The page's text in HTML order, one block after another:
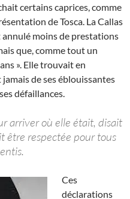
certains caprices, comme
de Tosca. La Callas
moins de prestations
que, comme tout un
». Elle trouvait en
de ses éblouissantes
défaillances.
arriver où elle était, disait
être respectée pour tous
Ces
déclarations